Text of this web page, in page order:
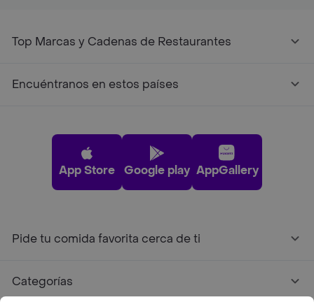
Top Marcas y Cadenas de Restaurantes
Encuéntranos en estos países
App Store Google play AppGallery
Pide tu comida favorita cerca de ti
Categorías